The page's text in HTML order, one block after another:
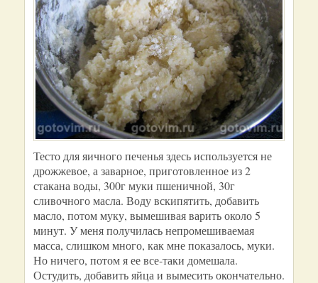
Тесто для яичного печенья здесь используется не
дрожжевое, а заварное, приготовленное из 2
стакана воды, 300г муки пшеничной, 30г
сливочного масла. Воду вскипятить, добавить
масло, потом муку, вымешивая варить около 5
минут. У меня получилась непромешиваемая
масса, слишком много, как мне показалось, муки.
Но ничего, потом я ее все-таки домешала.
Остудить, добавить яйца и вымесить окончательно.